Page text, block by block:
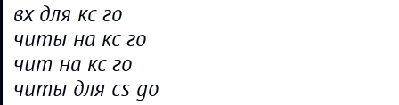
вх для кс го
читы на кс го
чит на кс го
читы для cs go